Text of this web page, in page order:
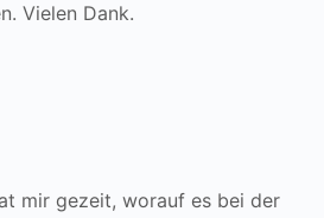
Vielen Dank.
mir gezeit, worauf es bei der